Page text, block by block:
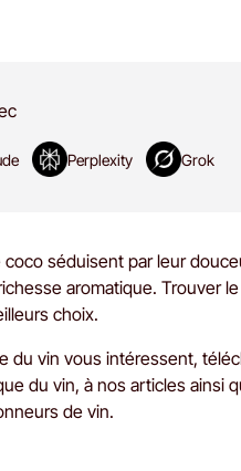
Perplexity Grok
séduisent par leur
aromatique. Trouver
choix.
du vin vous intéressent,
du vin, à nos articles
de vin.